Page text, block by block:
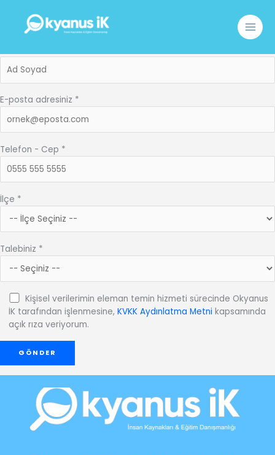
İşveren Başvuru Formu
E-posta adresiniz *
Telefon - Cep *
İlçe *
Talebiniz *
Kişisel verilerimin eleman temin hizmeti sürecinde Okyanus
İK tarafından işlenmesine, KVKK Aydınlatma Metni kapsamında
açık rıza veriyorum.